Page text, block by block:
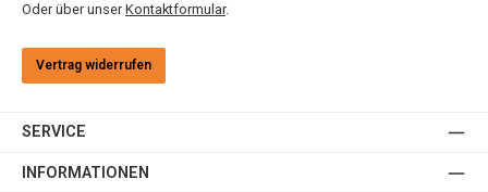
Oder über unser Kontaktformular.
Vertrag widerrufen
SERVICE
INFORMATIONEN